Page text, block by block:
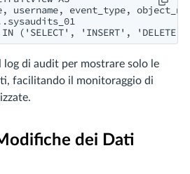
username, event_type,
IN ('SELECT', 'INSERT',
di audit per mostrare solo le
facilitando il monitoraggio di
dei Dati